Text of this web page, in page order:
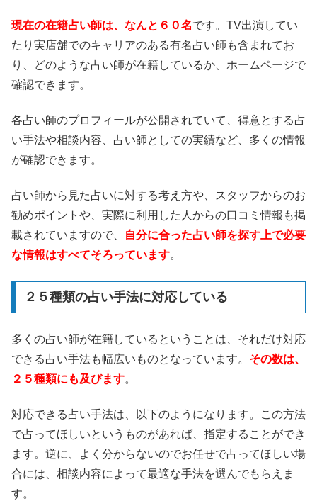
現在の在籍占い師は、なんと６０名です。TV出演してい
たり実店舗でのキャリアのある有名占い師も含まれてお
り、どのような占い師が在籍しているか、ホームページで
確認できます。
各占い師のプロフィールが公開されていて、得意とする占
い手法や相談内容、占い師としての実績など、多くの情報
が確認できます。
占い師から見た占いに対する考え方や、スタッフからのお
勧めポイントや、実際に利用した人からの口コミ情報も掲
載されていますので、
自分に合った占い師を探す上で必要
な情報はすべてそろっています。
２５種類の占い手法に対応している
多くの占い師が在籍しているということは、それだけ対応
できる占い手法も幅広いものとなっています。 その数は、
２５種類にも及びます。
対応できる占い手法は、以下のようになります。この方法
で占ってほしいというものがあれば、指定することができ
ます。逆に、よく分からないのでお任せで占ってほしい場
合には、相談内容によって最適な手法を選んでもらえま
す。